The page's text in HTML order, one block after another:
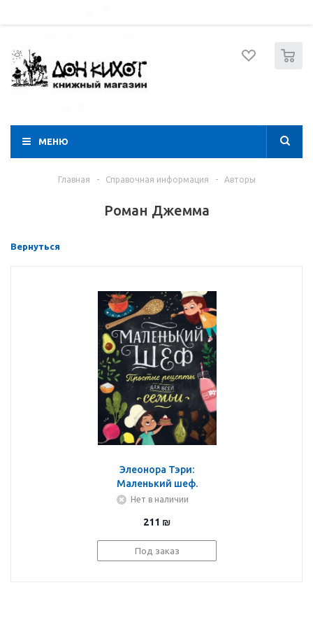
МЕНЮ
Главная - Справочная информация - Авторы
Роман Джемма
Вернуться
Элеонора Тэри:
Маленький шеф.
Простые рецепты для
Нет в наличии
211 ₪
Под заказ